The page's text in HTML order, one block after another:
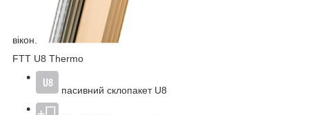
вікон.
FTT U8 Thermo
пасивний склопакет U8